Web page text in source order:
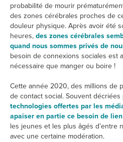
probabilité de mourir
des zones cérébrales proches de
douleur physique. Après avoir été
heures, des zones cérébrales
quand nous sommes privés de
besoin de connexions sociales est
nécessaire que manger ou boire !
Cette année 2020, des millions de
de contact social. Souvent
technologies offertes par les
apaiser en partie ce besoin de
les jeunes et les plus âgés d’entre
avec une certaine modération.